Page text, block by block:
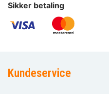
Sikker betaling
Kundeservice